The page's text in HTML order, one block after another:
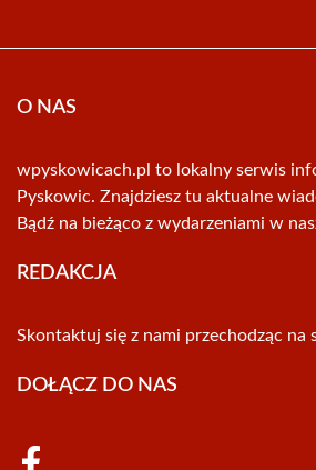
O NAS
wpyskowicach.pl to lokalny serwis
Pyskowic. Znajdziesz tu aktualne
Bądź na bieżąco z wydarzeniami w
REDAKCJA
Skontaktuj się z nami przechodząc na
DOŁĄCZ DO NAS